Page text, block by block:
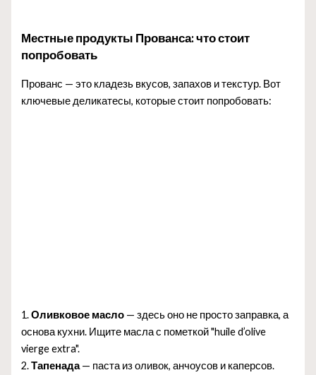
Местные продукты Прованса: что стоит
попробовать
Прованс — это кладезь вкусов, запахов и текстур. Вот
ключевые деликатесы, которые стоит попробовать:
1.Оливковое масло — здесь оно не просто заправка, а
основа кухни. Ищите масла с пометкой "huile d’olive
vierge extra".
2.Тапенада— паста из оливок, анчоусов и каперсов.